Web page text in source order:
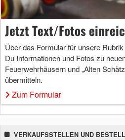
Jetzt Text/Fotos
Über das Formular für unsere
Du Informationen und Fotos zu
Feuerwehrhäusern und „Alten
übermitteln.
Zum Formular
VERKAUFSSTELLEN UND